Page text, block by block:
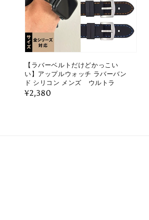
【ラバーベルトだけどかっこい
い】アップルウォッチ ラバーバン
ド シリコン メンズ ウルトラ
通
¥2,380